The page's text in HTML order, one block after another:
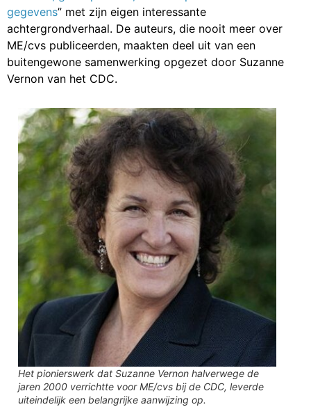
gegevens” met zijn eigen interessante
achtergrondverhaal. De auteurs, die nooit meer over
ME/cvs publiceerden, maakten deel uit van een
buitengewone samenwerking opgezet door Suzanne
Vernon van het CDC.
Het pionierswerk dat Suzanne Vernon halverwege de
jaren 2000 verrichtte voor ME/cvs bij de CDC, leverde
uiteindelijk een belangrijke aanwijzing op.